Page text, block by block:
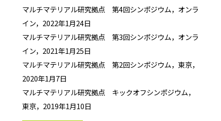
マルチマテリアル研究拠点 第4回シンポジウム，オンラ
イン，2022年1月24日
マルチマテリアル研究拠点 第3回シンポジウム，オンラ
イン，2021年1月25日
マルチマテリアル研究拠点 第2回シンポジウム，東京，
2020年1月7日
マルチマテリアル研究拠点 キックオフシンポジウム，
東京，2019年1月10日